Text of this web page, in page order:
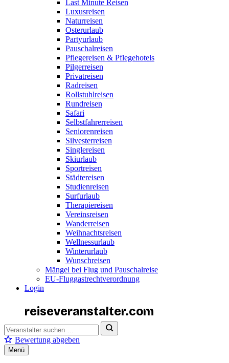
Last Minute Reisen
Luxusreisen
Naturreisen
Osterurlaub
Partyurlaub
Pauschalreisen
Pflegereisen & Pflegehotels
Pilgerreisen
Privatreisen
Radreisen
Rollstuhlreisen
Rundreisen
Safari
Selbstfahrerreisen
Seniorenreisen
Silvesterreisen
Singlereisen
Skiurlaub
Sportreisen
Städtereisen
Studienreisen
Surfurlaub
Therapiereisen
Vereinsreisen
Wanderreisen
Weihnachtsreisen
Wellnessurlaub
Winterurlaub
Wunschreisen
Mängel bei Flug und Pauschalreise
EU-Fluggastrechtverordnung
Login
reiseveranstalter.com
Bewertung abgeben
Menü